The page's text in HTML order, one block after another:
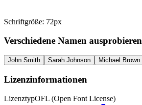
Schriftgröße: 72px
Verschiedene Namen ausprobieren
John Smith Sarah Johnson Michael Brown
Lizenzinformationen
LizenztypOFL (Open Font License)